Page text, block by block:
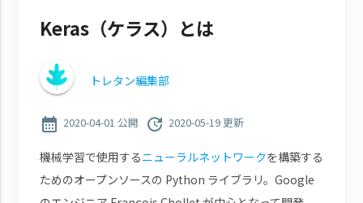
Keras（ケラス）とは
トレタン編集部
calendar_month 2020-04-01 公開 update 2020-05-19 更新
機械学習で使用するニューラルネットワークを構築する
ためのオープンソースの Python ライブラリ。Google